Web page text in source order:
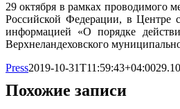
29 октября в рамках проводимого
Российской Федерации, в Центре
информацией «О порядке
Верхнеландеховского
Press2019-10-31T11:59:43+04:00
Похожие записи